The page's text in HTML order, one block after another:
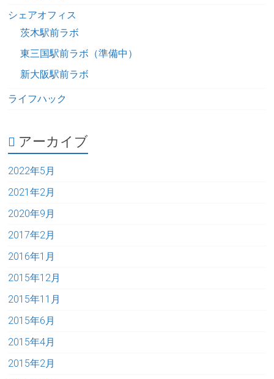
シェアオフィス
茨木駅前ラボ
東三国駅前ラボ（準備中）
新大阪駅前ラボ
ライフハック
アーカイブ
2022年5月
2021年2月
2020年9月
2017年2月
2016年1月
2015年12月
2015年11月
2015年6月
2015年4月
2015年2月